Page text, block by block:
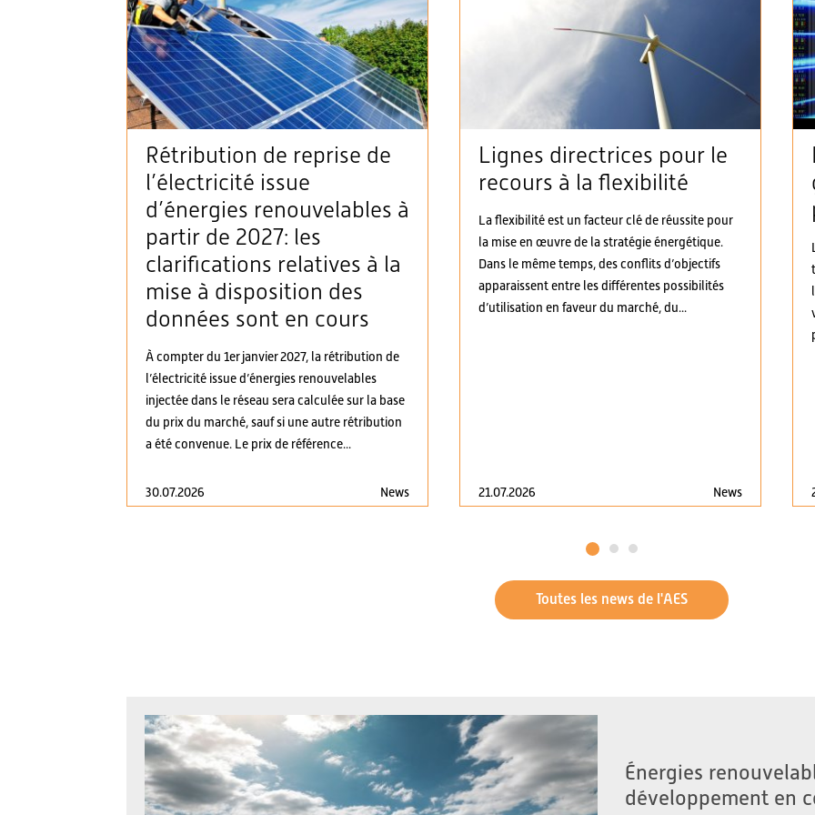
Rétribution de reprise de
l’électricité issue
d’énergies renouvelables à
partir de 2027: les
clarifications relatives à la
mise à disposition des
données sont en cours
À compter du 1er janvier 2027, la rétribution de
l’électricité issue d’énergies renouvelables
injectée dans le réseau sera calculée sur la base
du prix du marché, sauf si une autre rétribution
a été convenue. Le prix de référence...
30.07.2026 News
Lignes directrices pour le
recours à la flexibilité
La flexibilité est un facteur clé de réussite pour
la mise en œuvre de la stratégie énergétique.
Dans le même temps, des conflits d’objectifs
apparaissent entre les différentes possibilités
d’utilisation en faveur du marché, du...
21.07.2026 News
1 2 3
Toutes les news de l'AES
Énergies
développement en